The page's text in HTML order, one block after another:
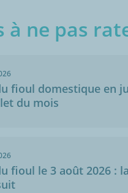
à ne pas
fioul domestique en
du mois
fioul le 3 août 2026 :
29/12/2020